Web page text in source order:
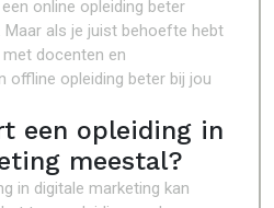
online opleiding beter
als je juist behoefte hebt
docenten en
offline opleiding beter bij jou
een opleiding in
meestal?
in digitale marketing kan